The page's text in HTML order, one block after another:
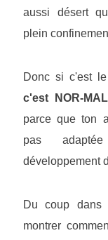
aussi désert
plein
Donc si c'est
c'est NOR-MAL
parce que ton
pas
développement
Du coup
montrer